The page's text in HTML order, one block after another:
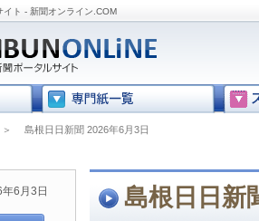
イト - 新聞オンライン.COM
島根日日新聞 2026年6月3日
島根日日新